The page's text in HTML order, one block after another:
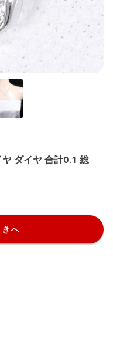
ダイヤ 合計0.1 総
へ